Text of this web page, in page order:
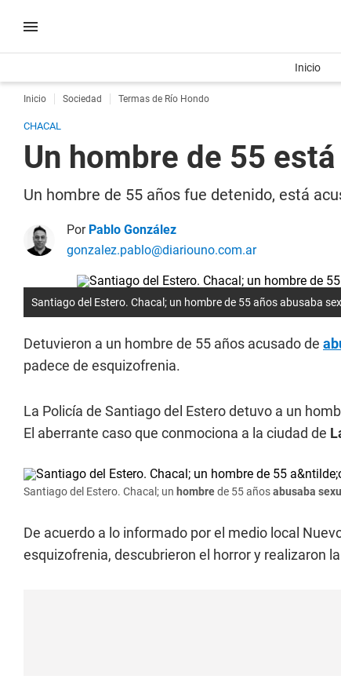
Inicio
Inicio Sociedad Termas de Río Hondo
CHACAL
Un hombre de 55
Un hombre de 55 años fue detenido, está
Por Pablo González
gonzalez.pablo@diariouno.com.ar
Santiago del Estero. Chacal; un hombre de 55 años abusaba
Detuvieron a un hombre de 55 años acusado de
padece de esquizofrenia.
La Policía de Santiago del Estero detuvo a un
El aberrante caso que conmociona a la ciudad de
Santiago del Estero. Chacal; un hombrede 55 añosabusaba
De acuerdo a lo informado por el medio local
esquizofrenia, descubrieron el horror y realizaron